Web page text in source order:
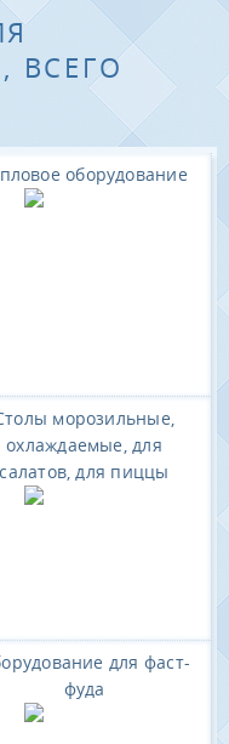
ВСЕГО
оборудование
морозильные,
охлаждаемые, для
салатов, для пиццы
для фаст-
фуда